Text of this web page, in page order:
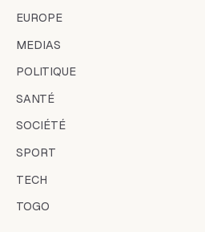
EUROPE
MEDIAS
POLITIQUE
SANTÉ
SOCIÉTÉ
SPORT
TECH
TOGO